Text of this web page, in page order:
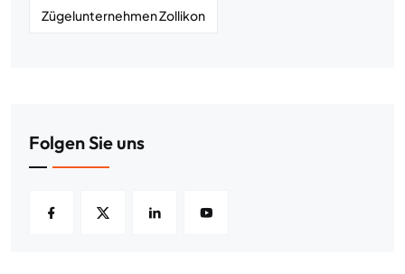
Zügelunternehmen Zollikon
Folgen Sie uns